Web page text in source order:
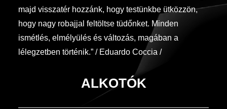
majd visszatér hozzánk, hogy testünkbe ütközzön,
hogy nagy robajjal feltöltse tüdőnket. Minden
ismétlés, elmélyülés és változás, magában a
lélegzetben történik.” / Eduardo Coccia /
ALKOTÓK